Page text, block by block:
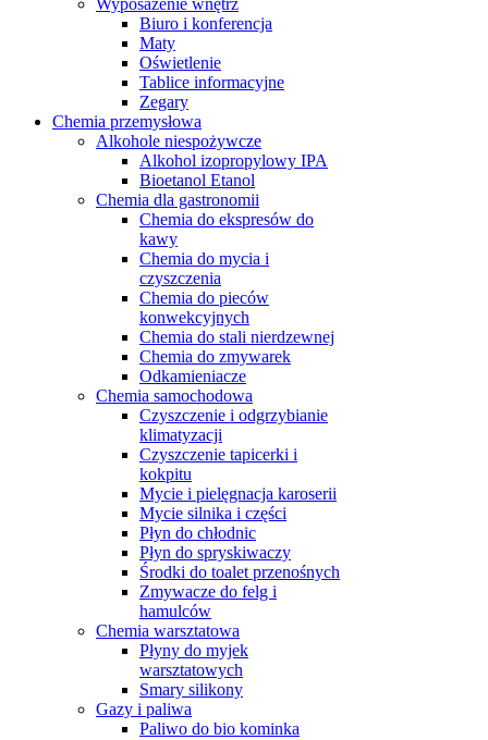
Biuro i konferencja
Maty
Oświetlenie
Tablice informacyjne
Zegary
Chemia przemysłowa
Alkohole niespożywcze
Alkohol izopropylowy IPA
Bioetanol Etanol
Chemia dla gastronomii
Chemia do ekspresów do
kawy
Chemia do mycia i
czyszczenia
Chemia do pieców
konwekcyjnych
Chemia do stali nierdzewnej
Chemia do zmywarek
Odkamieniacze
Chemia samochodowa
Czyszczenie i odgrzybianie
klimatyzacji
Czyszczenie tapicerki i
kokpitu
Mycie i pielęgnacja karoserii
Mycie silnika i części
Płyn do chłodnic
Płyn do spryskiwaczy
Środki do toalet przenośnych
Zmywacze do felg i
hamulców
Chemia warsztatowa
Płyny do myjek
warsztatowych
Smary silikony
Gazy i paliwa
Paliwo do bio kominka